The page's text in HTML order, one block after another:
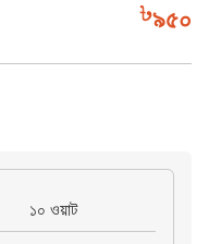
৯৫০
১০ ওয়াট